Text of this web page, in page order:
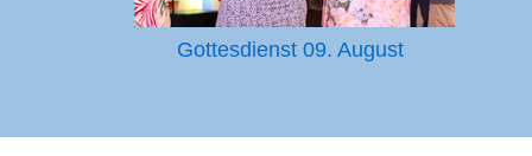
Gottesdienst 09. August